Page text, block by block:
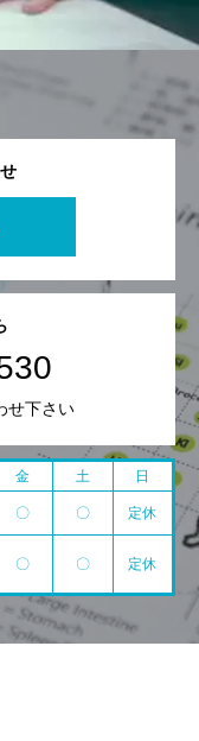
せ下さい
金 土
日
〇 〇 定休
〇 〇 定休